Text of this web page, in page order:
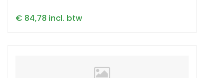
€ 84,78 incl. btw